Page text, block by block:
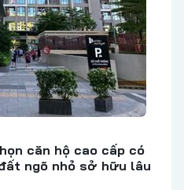
căn hộ cao cấp có
ngõ nhỏ sở hữu lâu